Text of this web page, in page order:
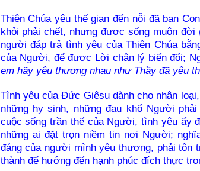
Thiên Chúa yêu thế gian đến nỗi đã ban
khỏi phải chết, nhưng được sống muôn
người đáp trả tình yêu của Thiên Chúa
của Người, để được Lời chân lý biến đổi;
em hãy yêu thương nhau như Thầy đã yêu
Tình yêu của Đức Giêsu dành cho nhân
những hy sinh, những đau khổ Người
cuộc sống trần thế của Người, tình yêu ấy
những ai đặt trọn niềm tin nơi Người;
đáng của người mình yêu thương, phải tôn
thành để hướng đến hạnh phúc đích thực